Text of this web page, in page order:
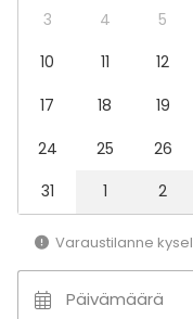
Häät
Illallinen / lounas
Seminaari /
Esitys / näytös
Virkistystilaisuus
Tilatyypit
3
4 5
10
11 12
17
18 19
24
25 26
31
1 2
Varaustilanne
Päivämäärä